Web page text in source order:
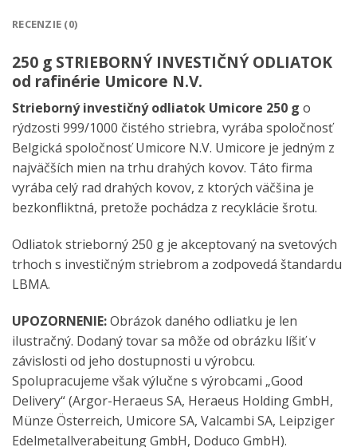
RECENZIE (0)
250 g STRIEBORNÝ INVESTIČNÝ ODLIATOK
od rafinérie Umicore N.V.
Strieborný investičný odliatok Umicore 250 g o
rýdzosti 999/1000 čistého striebra, vyrába spoločnosť
Belgická spoločnosť Umicore N.V. Umicore je jedným z
najväčších mien na trhu drahých kovov. Táto firma
vyrába celý rad drahých kovov, z ktorých väčšina je
bezkonfliktná, pretože pochádza z recyklácie šrotu.
Odliatok strieborný 250 g je akceptovaný na svetových
trhoch s investičným striebrom a zodpovedá štandardu
LBMA.
UPOZORNENIE:Obrázok daného odliatku je len
ilustračný. Dodaný tovar sa môže od obrázku líšiť v
závislosti od jeho dostupnosti u výrobcu.
Spolupracujeme však výlučne s výrobcami „Good
Delivery“ (Argor-Heraeus SA, Heraeus Holding GmbH,
Münze Österreich, Umicore SA, Valcambi SA, Leipziger
Edelmetallverabeitung GmbH, Doduco GmbH).